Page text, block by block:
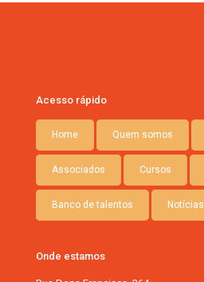
Acesso rápido
Home Quem somos
Associados Cursos
Banco de talentos Notícias
Onde estamos